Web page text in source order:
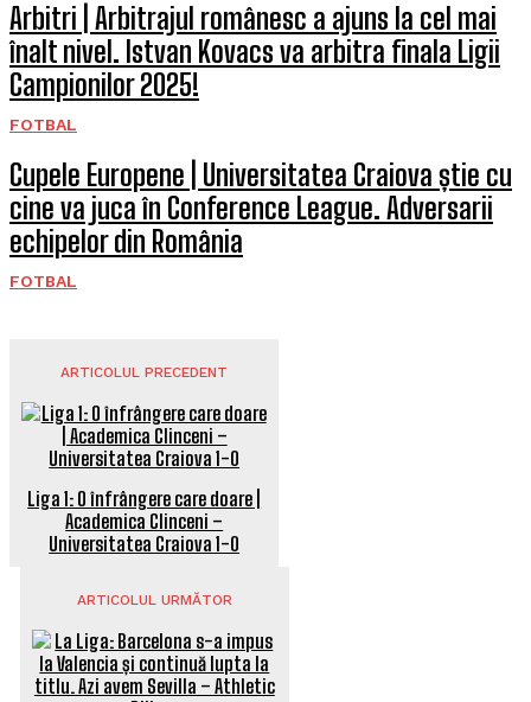
Arbitri | Arbitrajul românesc a ajuns la cel mai
înalt nivel. Istvan Kovacs va arbitra finala Ligii
Campionilor 2025!
FOTBAL
Cupele Europene | Universitatea Craiova știe cu
cine va juca în Conference League. Adversarii
echipelor din România
FOTBAL
ARTICOLUL PRECEDENT
Liga 1: O înfrângere care doare |
Academica Clinceni –
Universitatea Craiova 1-0
ARTICOLUL URMĂTOR